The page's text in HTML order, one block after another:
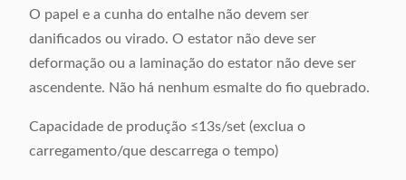
O papel e a cunha do entalhe não devem ser
danificados ou virado. O estator não deve ser
deformação ou a laminação do estator não deve ser
ascendente. Não há nenhum esmalte do fio quebrado.
Capacidade de produção ≤13s/set (exclua o
carregamento/que descarrega o tempo)